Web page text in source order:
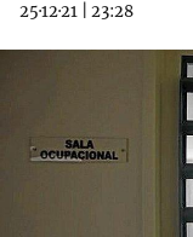
25·12·21
23:28